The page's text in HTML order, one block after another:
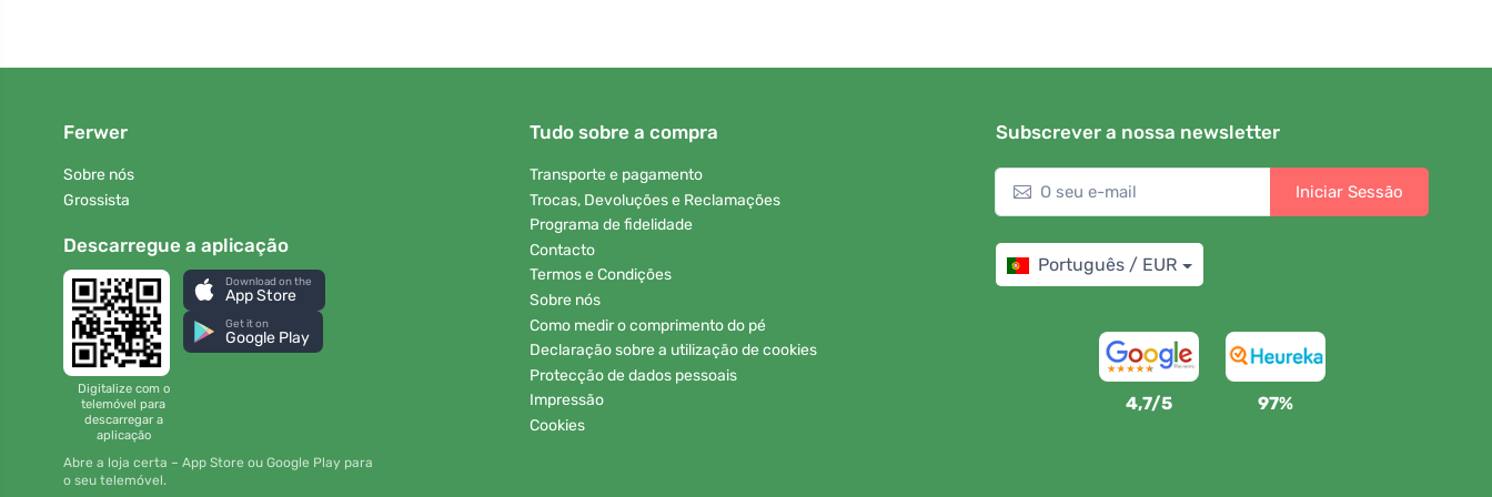
Ferwer
Sobre nós
Grossista
Descarregue a aplicação
Digitalize com o
telemóvel para
descarregar a
aplicação
Download on the
App Store
Get it on
Google Play
Abre a loja certa – App Store ou Google Play para
o seu telemóvel.
Tudo sobre a compra
Transporte e pagamento
Trocas, Devoluções e Reclamações
Programa de fidelidade
Contacto
Termos e Condições
Sobre nós
Como medir o comprimento do pé
Declaração sobre a utilização de cookies
Protecção de dados pessoais
Impressão
Cookies
Subscrever a nossa newsletter
Iniciar Sessão
Português / EUR
4,7/5 97%